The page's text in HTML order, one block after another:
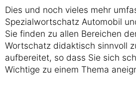
Dies und noch vieles mehr
Spezialwortschatz Automobil
Sie finden zu allen Bereichen
Wortschatz didaktisch sinnvoll
aufbereitet, so dass Sie sich
Wichtige zu einem Thema